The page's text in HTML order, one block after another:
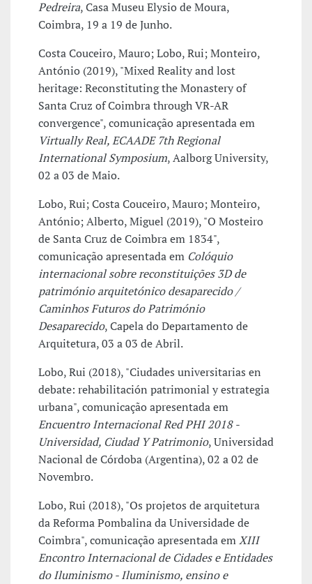
Pedreira, Casa Museu Elysio de Moura,
Coimbra, 19 a 19 de Junho.
Costa Couceiro, Mauro; Lobo, Rui; Monteiro,
António (2019), "Mixed Reality and lost
heritage: Reconstituting the Monastery of
Santa Cruz of Coimbra through VR-AR
convergence", comunicação apresentada em
Virtually Real, ECAADE 7th Regional
International Symposium, Aalborg University,
02 a 03 de Maio.
Lobo, Rui; Costa Couceiro, Mauro; Monteiro,
António; Alberto, Miguel (2019), "O Mosteiro
de Santa Cruz de Coimbra em 1834",
comunicação apresentada em Colóquio
internacional sobre reconstituições 3D de
património arquitetónico desaparecido /
Caminhos Futuros do Património
Desaparecido, Capela do Departamento de
Arquitetura, 03 a 03 de Abril.
Lobo, Rui (2018), "Ciudades universitarias en
debate: rehabilitación patrimonial y estrategia
urbana", comunicação apresentada em
Encuentro Internacional Red PHI 2018 -
Universidad, Ciudad Y Patrimonio, Universidad
Nacional de Córdoba (Argentina), 02 a 02 de
Novembro.
Lobo, Rui (2018), "Os projetos de arquitetura
da Reforma Pombalina da Universidade de
Coimbra", comunicação apresentada emXIII
Encontro Internacional de Cidades e Entidades
do Iluminismo - Iluminismo, ensino e